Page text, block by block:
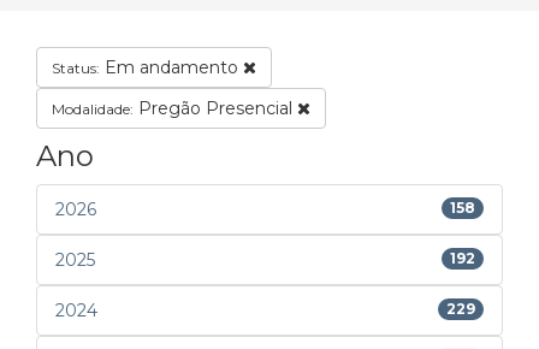
Status: Em andamento
Modalidade: Pregão Presencial
Ano
2026 158
2025 192
2024 229